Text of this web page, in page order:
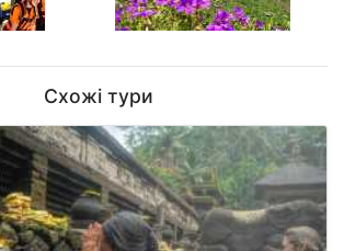
Схожі тури